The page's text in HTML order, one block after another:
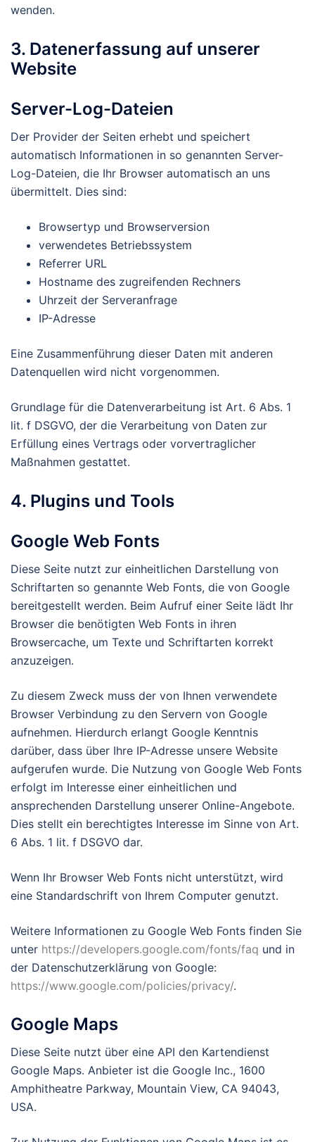
wenden.
3. Datenerfassung auf unserer
Website
Server-Log-Dateien
Der Provider der Seiten erhebt und speichert
automatisch Informationen in so genannten Server-
Log-Dateien, die Ihr Browser automatisch an uns
übermittelt. Dies sind:
Browsertyp und Browserversion
verwendetes Betriebssystem
Referrer URL
Hostname des zugreifenden Rechners
Uhrzeit der Serveranfrage
IP-Adresse
Eine Zusammenführung dieser Daten mit anderen
Datenquellen wird nicht vorgenommen.
Grundlage für die Datenverarbeitung ist Art. 6 Abs. 1
lit. f DSGVO, der die Verarbeitung von Daten zur
Erfüllung eines Vertrags oder vorvertraglicher
Maßnahmen gestattet.
4. Plugins und Tools
Google Web Fonts
Diese Seite nutzt zur einheitlichen Darstellung von
Schriftarten so genannte Web Fonts, die von Google
bereitgestellt werden. Beim Aufruf einer Seite lädt Ihr
Browser die benötigten Web Fonts in ihren
Browsercache, um Texte und Schriftarten korrekt
anzuzeigen.
Zu diesem Zweck muss der von Ihnen verwendete
Browser Verbindung zu den Servern von Google
aufnehmen. Hierdurch erlangt Google Kenntnis
darüber, dass über Ihre IP-Adresse unsere Website
aufgerufen wurde. Die Nutzung von Google Web Fonts
erfolgt im Interesse einer einheitlichen und
ansprechenden Darstellung unserer Online-Angebote.
Dies stellt ein berechtigtes Interesse im Sinne von Art.
6 Abs. 1 lit. f DSGVO dar.
Wenn Ihr Browser Web Fonts nicht unterstützt, wird
eine Standardschrift von Ihrem Computer genutzt.
Weitere Informationen zu Google Web Fonts finden Sie
unter https://developers.google.com/fonts/faq und in
der Datenschutzerklärung von Google:
https://www.google.com/policies/privacy/.
Google Maps
Diese Seite nutzt über eine API den Kartendienst
Google Maps. Anbieter ist die Google Inc., 1600
Amphitheatre Parkway, Mountain View, CA 94043,
USA.